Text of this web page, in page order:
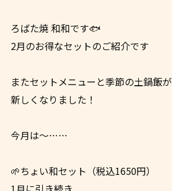
ろばた焼 和和です🐟
2月のお得なセットのご紹介です
またセットメニューと季節の土鍋飯が
新しくなりました！
今月は～……
🌱ちょい和セット（税込1650円）